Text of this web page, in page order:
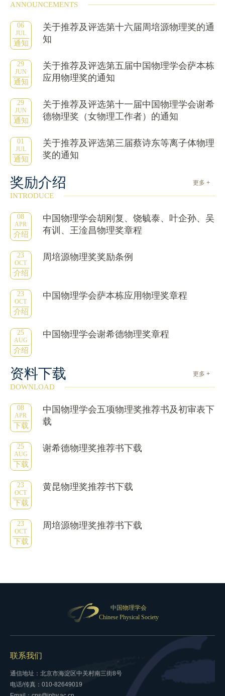
ANNOUNCEMENTS
06
JUL
通知
关于推荐及评选第十六届周培源物理奖的通
知
29
JUN
通知
关于推荐及评选第五届中国物理学会萨本栋
应用物理奖的通知
29
JUN
通知
关于推荐及评选第十一届中国物理学会谢希
德物理奖（女物理工作者）的通知
01
JUL
通知
关于推荐及评选第三届蔡诗东等离子体物理
奖的通知
奖励介绍 更多 +
INTRODUCE
08
APR
介绍
中国物理学会胡刚复、饶毓泰、叶企孙、吴
有训、王淦昌物理奖章程
23
OCT
介绍
周培源物理奖奖励条例
23
OCT
介绍
中国物理学会萨本栋应用物理奖章程
25
AUG
介绍
中国物理学会谢希德物理奖章程
资料下载 更多 +
DOWNLOAD
08
APR
下载
中国物理学会五项物理奖推荐书及初审表下
载
25
AUG
下载
谢希德物理奖推荐书下载
23
OCT
下载
黄昆物理奖推荐书下载
23
OCT
下载
周培源物理奖推荐书下载
中国物理学会
Chinese Physical Society
联系我们
通信地址：北京市海淀区中关村南三街8号
电话/传真：010-82649019